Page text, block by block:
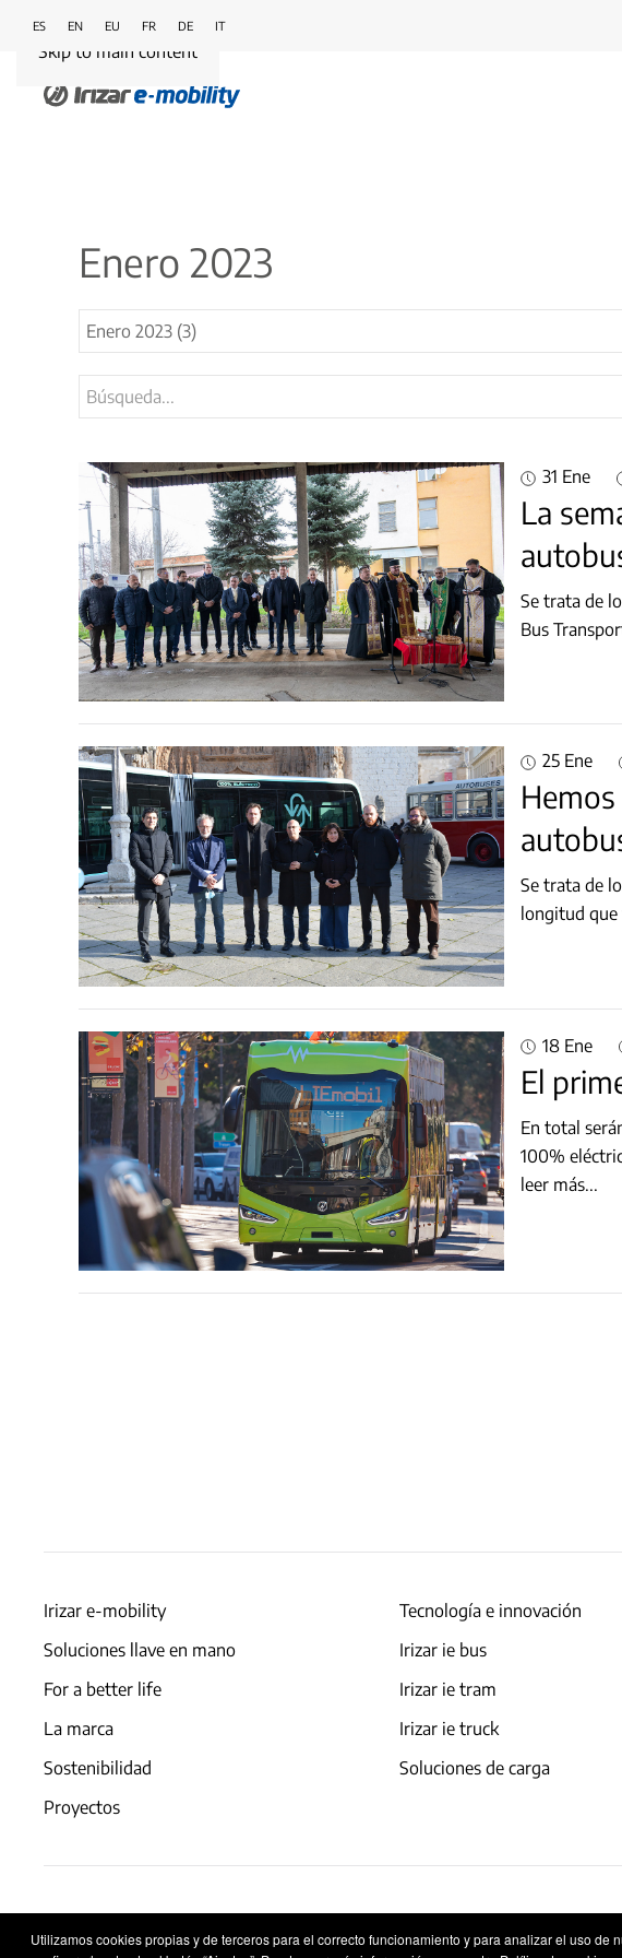
Utilizamos cookies propias y de terceros para el correcto funcionamiento y para analizar el uso de
Skip to main content
ES EN EU FR DE IT
Enero 2023
31 Ene
La
Se trata de
Bus
25 Ene
Se trata de
longitud
18 Ene
El
En total
100%
leer más...
Irizar e-mobility
Soluciones llave en mano
For a better life
La marca
Sostenibilidad
Proyectos
Tecnología e innovación
Irizar ie bus
Irizar ie tram
Irizar ie truck
Soluciones de carga